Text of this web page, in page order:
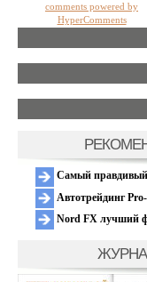
comments powered by
HyperComments
Самый правдивый
Автотрейдинг
Nord FX лучший